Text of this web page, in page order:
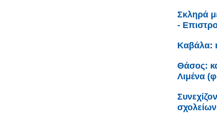
Σκληρά
-
Καβάλα:
Θάσος:
Λιμένα